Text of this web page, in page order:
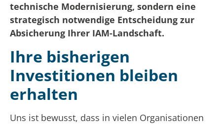
technische Modernisierung, sondern eine
strategisch notwendige Entscheidung zur
Absicherung Ihrer IAM-Landschaft.
Ihre bisherigen
Investitionen bleiben
erhalten
Uns ist bewusst, dass in vielen Organisationen